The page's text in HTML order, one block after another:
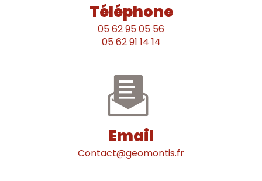
Téléphone
05 62 95 05 56
05 62 91 14 14
Email
contact@geomontis.fr